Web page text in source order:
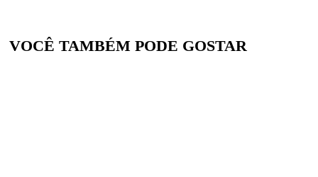
VOCÊ TAMBÉM PODE GOSTAR